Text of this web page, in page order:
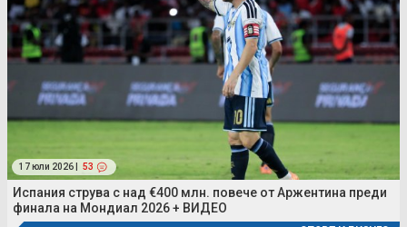
17 юли 2026 | 53
Испания струва с над €400 млн. повече от Аржентина преди
финала на Мондиал 2026 + ВИДЕО